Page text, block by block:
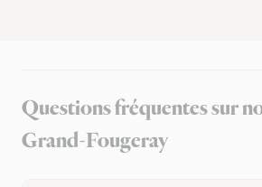
Questions fréquentes sur
Grand-Fougeray